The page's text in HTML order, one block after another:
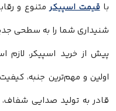
متنوع و رقابتی در
را به سطحی جدید ارتقا
اسپیکر، لازم است به چند
جنبه، کیفیت صدا است.
صدایی شفاف، متعادل و